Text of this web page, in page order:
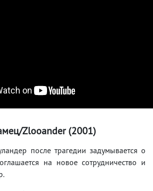
Zlooander (2001)
после трагедии задумывается о
на новое сотрудничество и